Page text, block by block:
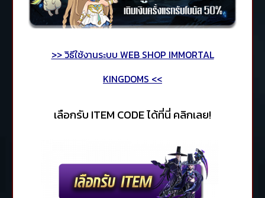
>> วิธีใช้งานระบบ WEB SHOP IMMORTAL
KINGDOMS <<
เลือกรับ ITEM CODE ได้ที่นี่ คลิกเลย!